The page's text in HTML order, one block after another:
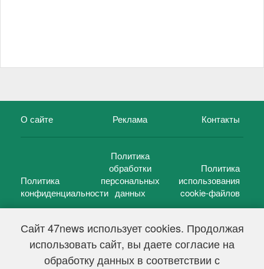
Сайт 47news использует cookies. Продолжая
использовать сайт, вы даете согласие на
обработку данных в соответствии с
О сайте Реклама Контакты
Политика
конфиденциальности
Политика
обработки
персональных
данных
Политика
использования
cookie-файлов
47 новостей (47 news)2005 — 2026 г.
Свидетельство о регистрации СМИ Эл № ФС 77-39848, выдано